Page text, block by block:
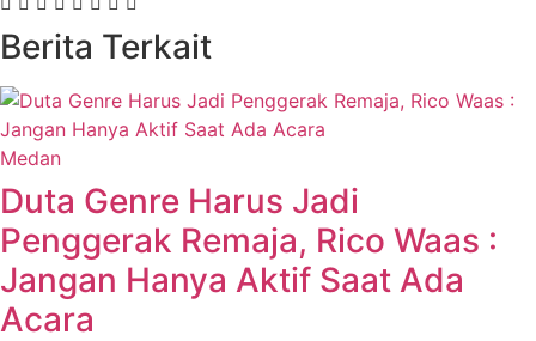
Berita Terkait
Medan
Duta Genre Harus Jadi
Penggerak Remaja, Rico Waas :
Jangan Hanya Aktif Saat Ada
Acara